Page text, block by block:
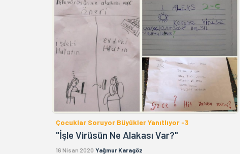
Çocuklar Soruyor Büyükler Yanıtlıyor -3
"İşle Virüsün Ne Alakası Var?"
16 Nisan 2020 Yağmur Karagöz